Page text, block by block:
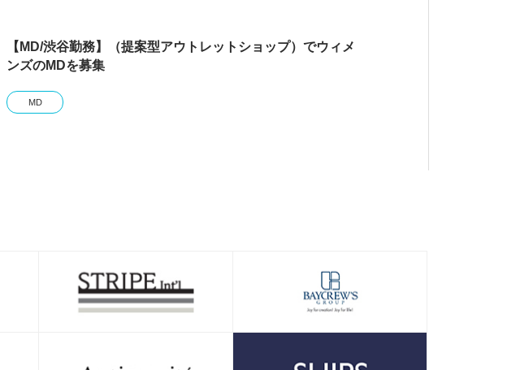
【MD/渋谷勤務】（提案型アウトレットショップ）でウィメ
ンズのMDを募集
MD